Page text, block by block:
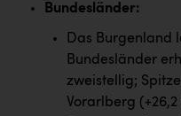
SCRI - Salzburg Cancer
SCHMACHTL GmbH
Schwingshandl -
Seher + Partner
Bundesländer:
Das Burgenland
Bundesländer
zweistellig;
Vorarlberg (+26,2